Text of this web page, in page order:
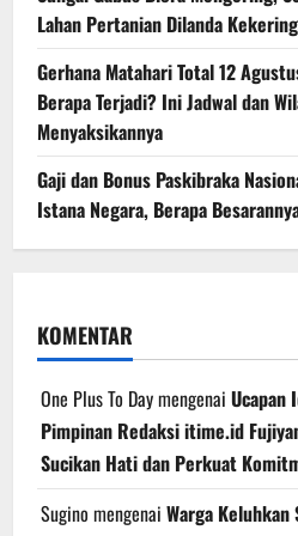
Lahan Pertanian Dilanda
Gerhana Matahari Total 12
Berapa Terjadi? Ini Jadwal dan
Menyaksikannya
Gaji dan Bonus Paskibraka
Istana Negara, Berapa
KOMENTAR
One Plus To Daymengenai Ucapan
Pimpinan Redaksi itime.id
Sucikan Hati dan Perkuat
Sugino mengenai Warga Keluhkan